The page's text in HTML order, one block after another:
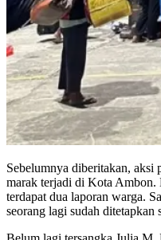
Sebelumnya diberitakan, aksi
marak terjadi di Kota Ambon.
terdapat dua laporan warga.
seorang lagi sudah ditetapkan